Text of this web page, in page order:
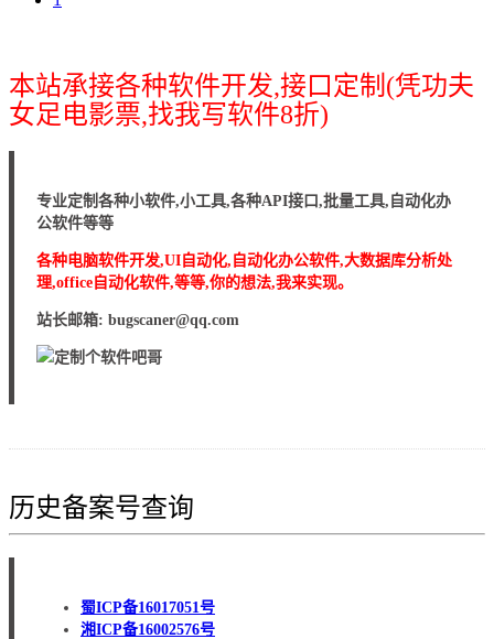
本站承接各种软件开发,接口定制(凭功夫
女足电影票,找我写软件8折)
专业定制各种小软件,小工具,各种API接口,批量工具,自动化办
公软件等等
各种电脑软件开发,UI自动化,自动化办公软件,大数据库分析处
理,office自动化软件,等等,你的想法,我来实现。
站长邮箱: bugscaner@qq.com
历史备案号查询
蜀ICP备16017051号
湘ICP备16002576号